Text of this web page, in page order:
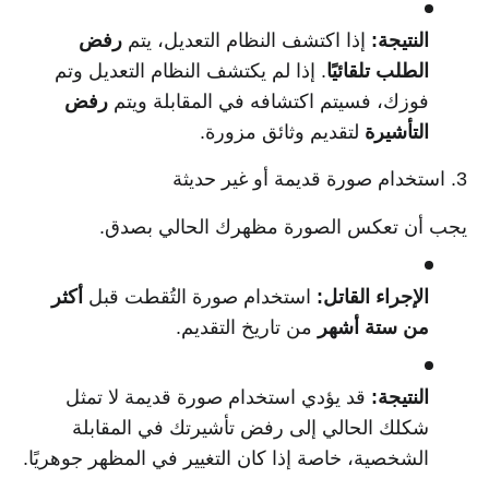
النتيجة: إذا اكتشف النظام التعديل، يتم رفض
الطلب تلقائيًا. إذا لم يكتشف النظام التعديل وتم
فوزك، فسيتم اكتشافه في المقابلة ويتم رفض
التأشيرة لتقديم وثائق مزورة.
3. استخدام صورة قديمة أو غير حديثة
يجب أن تعكس الصورة مظهرك الحالي بصدق.
الإجراء القاتل: استخدام صورة التُقطت قبل أكثر
من ستة أشهر من تاريخ التقديم.
النتيجة: قد يؤدي استخدام صورة قديمة لا تمثل
شكلك الحالي إلى رفض تأشيرتك في المقابلة
الشخصية، خاصة إذا كان التغيير في المظهر جوهريًا.